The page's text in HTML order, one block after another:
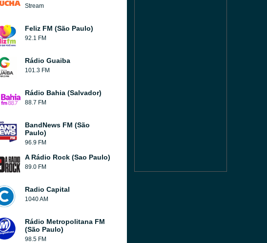
Stream
Feliz FM (São Paulo)
92.1 FM
Rádio Guaiba
101.3 FM
Rádio Bahia (Salvador)
88.7 FM
BandNews FM (São
Paulo)
96.9 FM
A Rádio Rock (Sao Paulo)
89.0 FM
Radio Capital
1040 AM
Rádio Metropolitana FM
(São Paulo)
98.5 FM